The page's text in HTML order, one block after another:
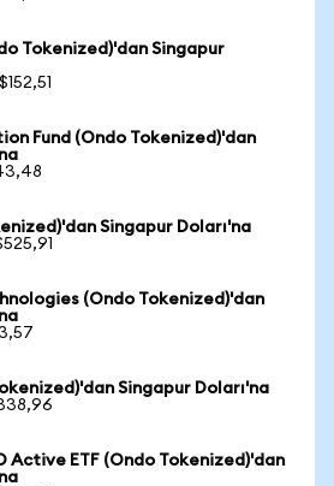
Tokenized)'dan Singapur
Fund (Ondo Tokenized)'dan
Singapur Doları'na
(Ondo Tokenized)'dan
Singapur Doları'na
Active ETF (Ondo Tokenized)'dan